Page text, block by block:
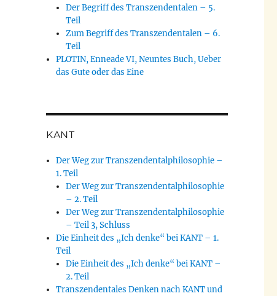
Der Begriff des Transzendentalen – 5.
Teil
Zum Begriff des Transzendentalen – 6.
Teil
PLOTIN, Enneade VI, Neuntes Buch, Ueber
das Gute oder das Eine
KANT
Der Weg zur Transzendentalphilosophie –
1. Teil
Der Weg zur Transzendentalphilosophie
– 2. Teil
Der Weg zur Transzendentalphilosophie
– Teil 3, Schluss
Die Einheit des „Ich denke“ bei KANT – 1.
Teil
Die Einheit des „Ich denke“ bei KANT –
2. Teil
Transzendentales Denken nach KANT und